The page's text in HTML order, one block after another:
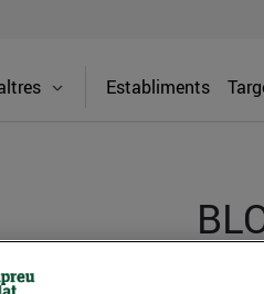
Establiments